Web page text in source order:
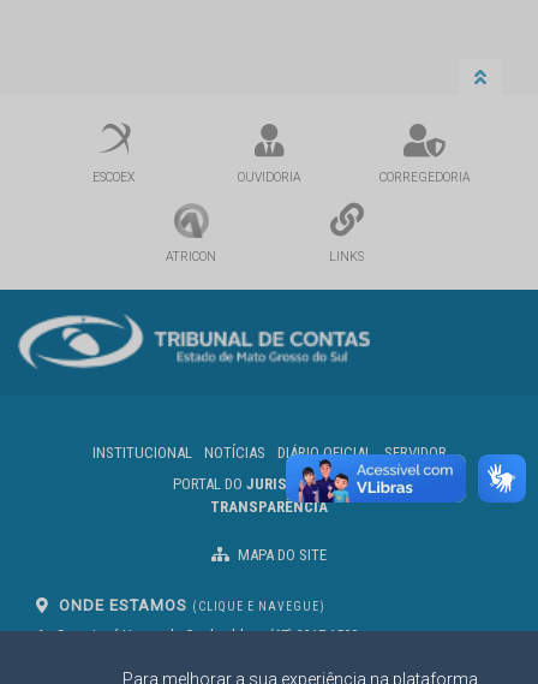
Para melhorar a sua experiência na plataforma
ESCOEX OUVIDORIA CORREGEDORIA
ATRICON LINKS
INSTITUCIONAL NOTÍCIAS DIÁRIO OFICIAL
SERVIDOR
PORTAL DO JURISDICIONADO
TRANSPARÊNCIA
MAPA DO SITE
ONDE ESTAMOS (CLIQUE E NAVEGUE)
Av. Des. José Nunes da Cunha, bloco
Campo Grande/MS
(67) 3317-1500